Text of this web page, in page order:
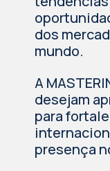
dos
mundo.
A
desejam
para
presença